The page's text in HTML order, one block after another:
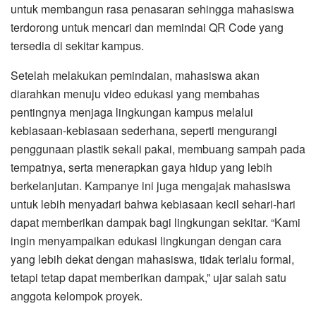
untuk membangun rasa penasaran sehingga mahasiswa
terdorong untuk mencari dan memindai QR Code yang
tersedia di sekitar kampus.
Setelah melakukan pemindaian, mahasiswa akan
diarahkan menuju video edukasi yang membahas
pentingnya menjaga lingkungan kampus melalui
kebiasaan-kebiasaan sederhana, seperti mengurangi
penggunaan plastik sekali pakai, membuang sampah pada
tempatnya, serta menerapkan gaya hidup yang lebih
berkelanjutan. Kampanye ini juga mengajak mahasiswa
untuk lebih menyadari bahwa kebiasaan kecil sehari-hari
dapat memberikan dampak bagi lingkungan sekitar. “Kami
ingin menyampaikan edukasi lingkungan dengan cara
yang lebih dekat dengan mahasiswa, tidak terlalu formal,
tetapi tetap dapat memberikan dampak,” ujar salah satu
anggota kelompok proyek.